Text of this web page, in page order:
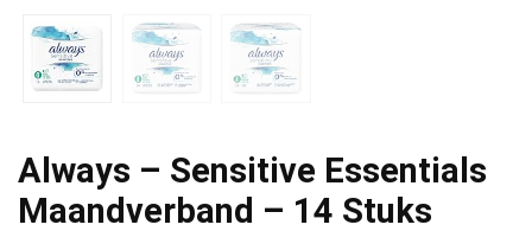
Always – Sensitive Essentials
Maandverband – 14 Stuks